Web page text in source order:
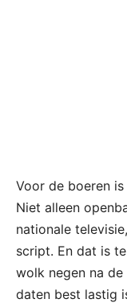
Voor de boeren
Niet alleen
nationale
script. En dat is
wolk negen na
daten best lastig